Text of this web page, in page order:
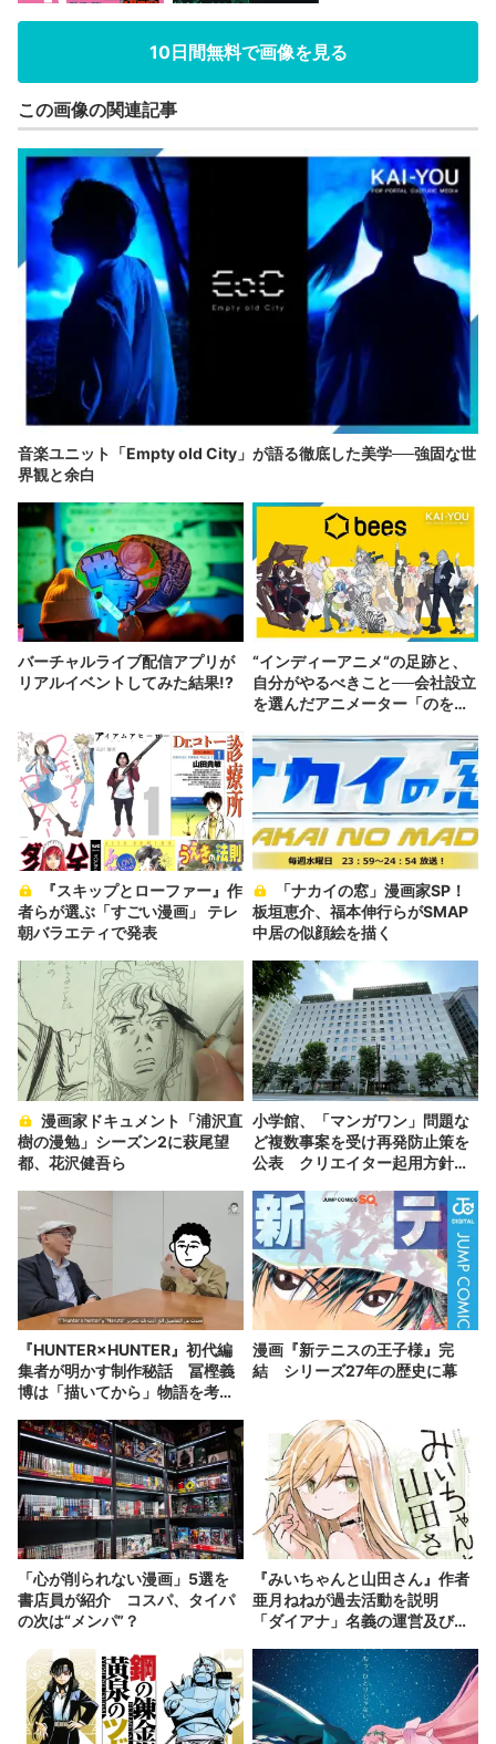
10日間無料で画像を見る
この画像の関連記事
音楽ユニット「Empty old City」が語る徹底した美学──強固な世
界観と余白
バーチャルライブ配信アプリが
リアルイベントしてみた結果!?
“インディーアニメ“の足跡と、
自分がやるべきこと──会社設立
を選んだアニメーター「のを
者らが選ぶ「すごい漫画」 テレ
朝バラエティで発表
板垣恵介、福本伸行らがSMAP
中居の似顔絵を描く
樹の漫勉」シーズン2に萩尾望
都、花沢健吾ら
小学館、「マンガワン」問題な
ど複数事案を受け再発防止策を
公表 クリエイター起用方針も
『HUNTER×HUNTER』初代編
集者が明かす制作秘話 冨樫義
博は「描いてから」物語を考え
漫画『新テニスの王子様』完
結 シリーズ27年の歴史に幕
「心が削られない漫画」5選を
書店員が紹介 コスパ、タイパ
の次は“メンパ”？
『みいちゃんと山田さん』作者
亜月ねねが過去活動を説明
「ダイアナ」名義の運営及び原